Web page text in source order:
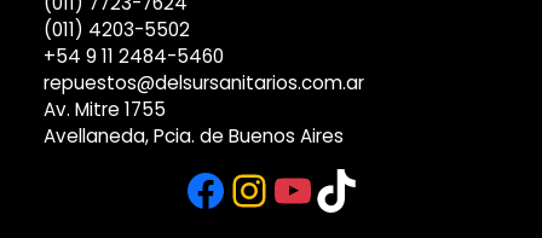
(011) 4203-5502
+54 9 11 2484-5460
repuestos@delsursanitarios.com.ar
Av. Mitre 1755
Avellaneda, Pcia. de Buenos Aires
Facebook
Instagram
YouTube
TikTok